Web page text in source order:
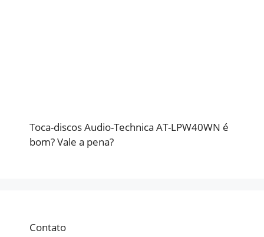
Toca-discos Audio-Technica AT-LPW40WN é
bom? Vale a pena?
Contato